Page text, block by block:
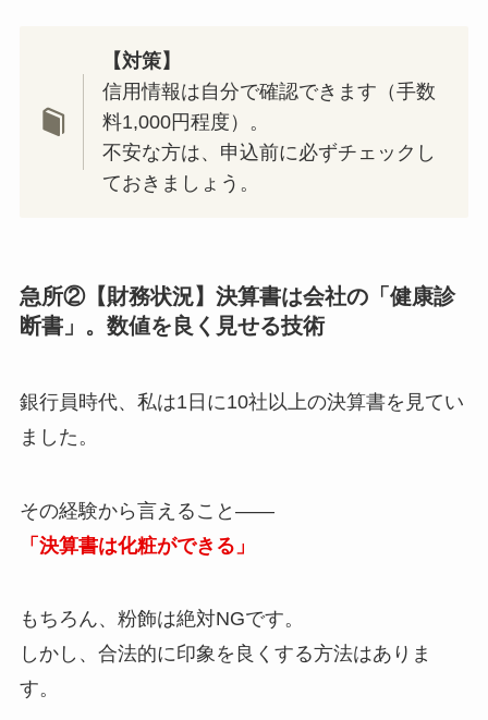
【対策】
信用情報は自分で確認できます（手数
料1,000円程度）。
不安な方は、申込前に必ずチェックし
ておきましょう。
急所②【財務状況】決算書は会社の「健康診
断書」。数値を良く見せる技術
銀行員時代、私は1日に10社以上の決算書を見てい
ました。
その経験から言えること——
「決算書は化粧ができる」
もちろん、粉飾は絶対NGです。
しかし、合法的に印象を良くする方法はありま
す。